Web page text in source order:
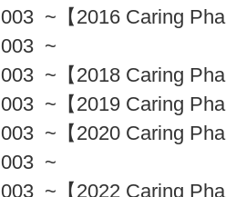
003 ~【2016 Caring
003 ~
003 ~【2018 Caring
003 ~【2019 Caring
003 ~【2020 Caring
003 ~
003 ~【2022 Caring